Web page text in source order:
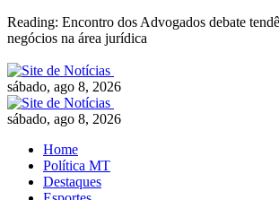
Reading: Encontro dos Advogados debate
negócios na área jurídica
sábado, ago 8, 2026
sábado, ago 8, 2026
Home
Política MT
Destaques